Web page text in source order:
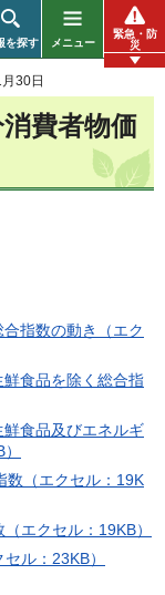
を探す メニュー
緊急・防
災
30日
費者物価
指数の動き（エク
食品を除く総合指
食品及びエネルギ
（エクセル：19K
エクセル：19KB）
ル：23KB）